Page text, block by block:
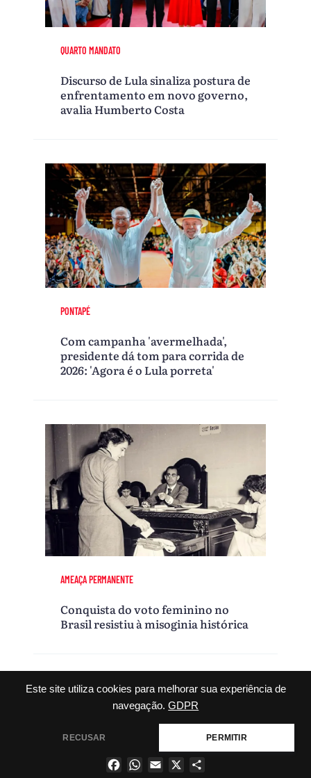
Este site utiliza cookies para melhorar sua experiência de
navegação. GDPR
RECUSAR PERMITIR
QUARTO MANDATO
Discurso de Lula sinaliza postura de
enfrentamento em novo governo,
avalia Humberto Costa
PONTAPÉ
Com campanha 'avermelhada',
presidente dá tom para corrida de
2026: 'Agora é o Lula porreta'
AMEAÇA PERMANENTE
Conquista do voto feminino no
Brasil resistiu à misoginia histórica
VEJA MAIS
FacebookWhatsApp
Email
×